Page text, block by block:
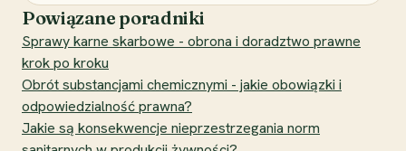
Powiązane poradniki
Sprawy karne skarbowe - obrona i doradztwo prawne
krok po kroku
Obrót substancjami chemicznymi - jakie obowiązki i
odpowiedzialność prawna?
Jakie są konsekwencje nieprzestrzegania norm